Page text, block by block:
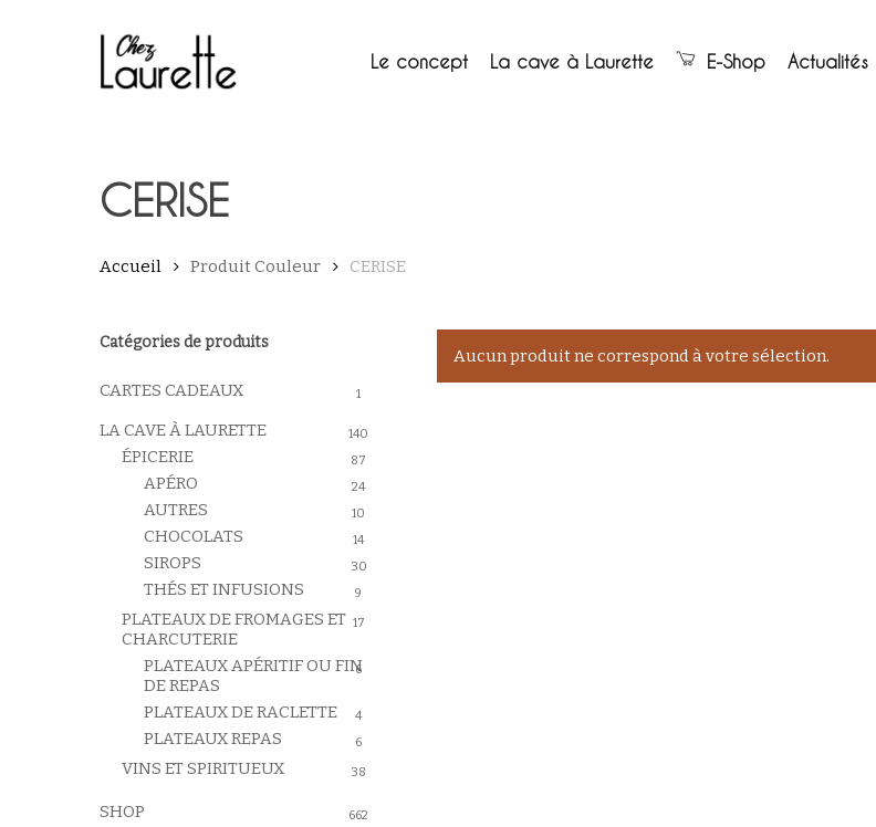
Pressez entrée pour rechercher
Le concept La cave à Laurette E-Shop Actualités
CERISE
Accueil Produit Couleur CERISE
Catégories de produits
CARTES CADEAUX 1
LA CAVE À LAURETTE 140
ÉPICERIE 87
APÉRO 24
AUTRES 10
CHOCOLATS 14
SIROPS 30
THÉS ET INFUSIONS 9
PLATEAUX DE FROMAGES ET
CHARCUTERIE
17
PLATEAUX APÉRITIF OU FIN
DE REPAS
6
PLATEAUX DE RACLETTE 4
PLATEAUX REPAS 6
VINS ET SPIRITUEUX 38
SHOP 662
Aucun produit ne correspond à votre sélection.